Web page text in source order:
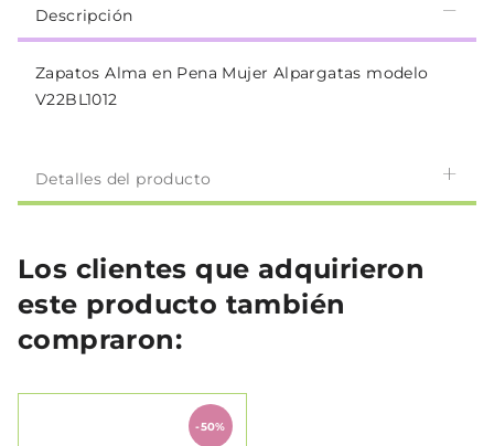
Descripción
Zapatos Alma en Pena Mujer Alpargatas modelo
V22BL1012
Detalles del producto
Los clientes que adquirieron
este producto también
compraron:
-50%